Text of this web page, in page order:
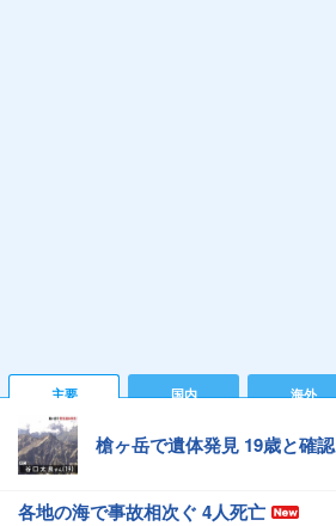
主要 国内 海外
槍ヶ岳で遺体発見 19歳と確認
各地の海で事故相次ぐ 4人死亡